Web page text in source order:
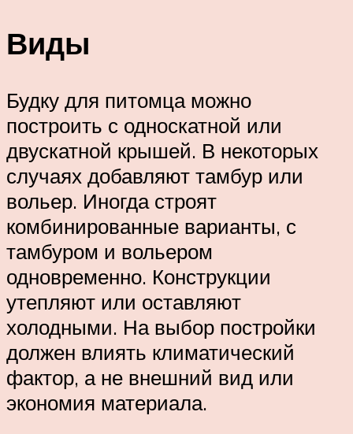
Виды
Будку для питомца можно
построить с односкатной или
двускатной крышей. В некоторых
случаях добавляют тамбур или
вольер. Иногда строят
комбинированные варианты, с
тамбуром и вольером
одновременно. Конструкции
утепляют или оставляют
холодными. На выбор постройки
должен влиять климатический
фактор, а не внешний вид или
экономия материала.